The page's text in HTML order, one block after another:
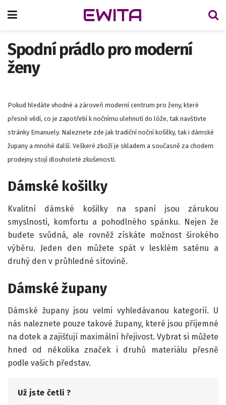
EWITA
Spodní prádlo pro moderní
ženy
Pokud hledáte vhodné a zároveň moderní centrum pro ženy, které
přesně vědí, co je zapotřebí k nočnímu ulehnutí do lóže, tak navštivte
stránky Emanuely. Naleznete zde jak tradiční noční košilky, tak i dámské
župany a mnohé další. Veškeré zboží je skladem a současně za chodem
prodejny stojí dlouholeté zkušenosti.
Dámské košilky
Kvalitní dámské košilky na spaní jsou zárukou
smyslnosti, komfortu a pohodlného spánku. Nejen že
budete svůdná, ale rovněž získáte možnost širokého
výběru. Jeden den můžete spát v lesklém saténu a
druhý den v průhledné síťovině.
Dámské župany
Dámské župany jsou velmi vyhledávanou kategorií. U
nás naleznete pouze takové župany, které jsou příjemné
na dotek a zajišťují maximální hřejivost. Vybrat si můžete
hned od několika značek i druhů materiálu přesně
podle vašich představ.
Už jste četli ?